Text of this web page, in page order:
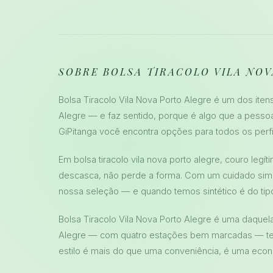
SOBRE BOLSA TIRACOLO VILA
Bolsa Tiracolo Vila Nova Porto Alegre é um dos
Alegre — e faz sentido, porque é algo que a
GiPitanga você encontra opções para todos os
Em bolsa tiracolo vila nova porto alegre, couro
descasca, não perde a forma. Com um cuidado
nossa seleção — e quando temos sintético é do
Bolsa Tiracolo Vila Nova Porto Alegre é uma
Alegre — com quatro estações bem marcadas —
estilo é mais do que uma conveniência, é uma